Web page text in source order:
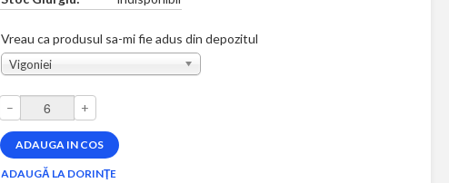
Vreau ca produsul sa-mi fie adus din depozitul
Vigoniei
– +